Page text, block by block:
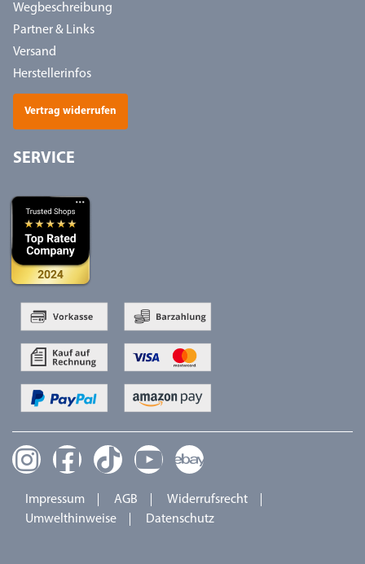
Wegbeschreibung
Partner & Links
Versand
Herstellerinfos
Vertrag widerrufen
SERVICE
Impressum AGB
Widerrufsrecht
Umwelthinweise
Datenschutz